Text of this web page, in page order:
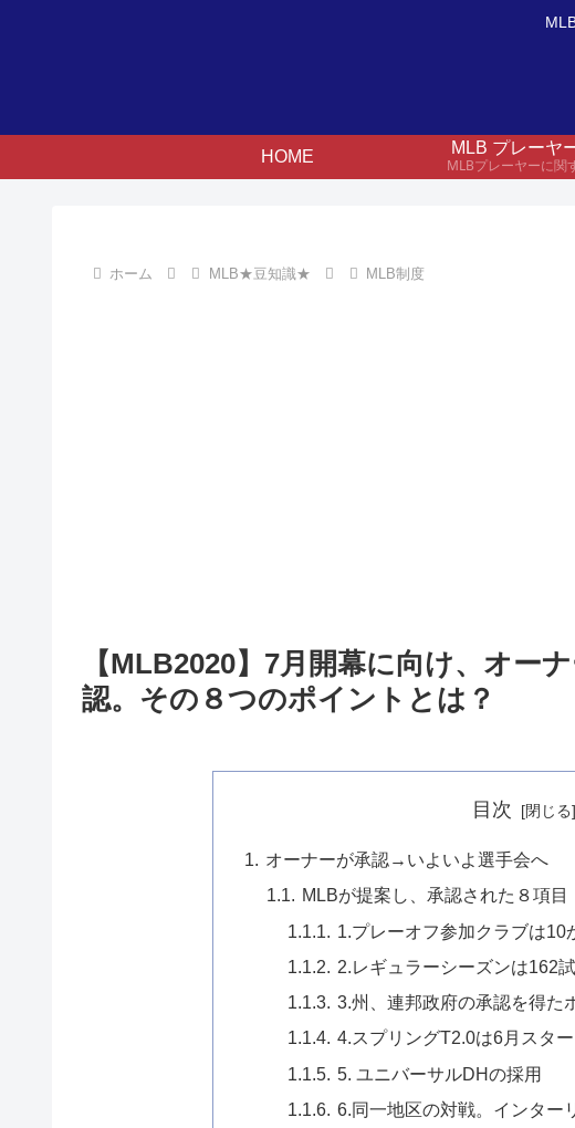
HOME
MLB プレーヤ
MLBプレーヤーに関
ホーム MLB★豆知識★ MLB制度
【MLB2020】7月開幕に向け、オー
認。その８つのポイントとは？
目次
オーナーが承認→いよいよ選手会へ
MLBが提案し、承認された８項目
1.プレーオフ参加クラブは10
2.レギュラーシーズンは162
3.州、連邦政府の承認を得た
4.スプリングT2.0は6月スタ
5. ユニバーサルDHの採用
6.同一地区の対戦。インター